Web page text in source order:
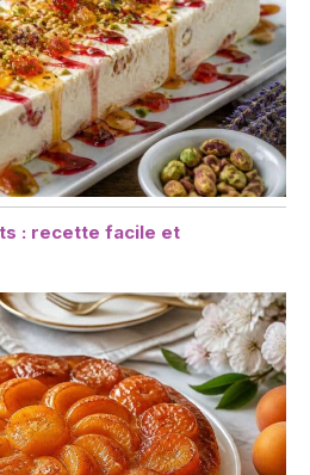
: recette facile et